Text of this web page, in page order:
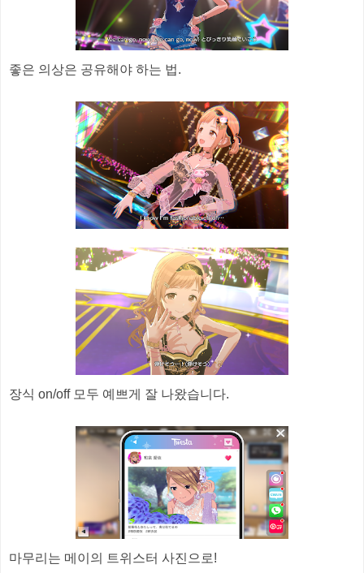
좋은 의상은 공유해야 하는 법.
장식 on/off 모두 예쁘게 잘 나왔습니다.
마무리는 메이의 트위스터 사진으로!